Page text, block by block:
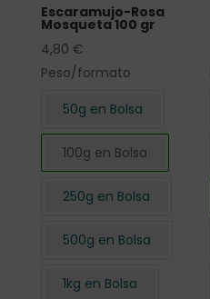
Escaramujo-Rosa
Mosqueta 100 gr
4,80 €
Peso/formato
50g en Bolsa
100g en Bolsa
250g en Bolsa
500g en Bolsa
1kg en Bolsa